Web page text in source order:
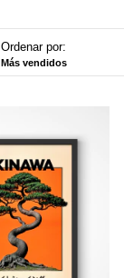
Ordenar por:
Más vendidos